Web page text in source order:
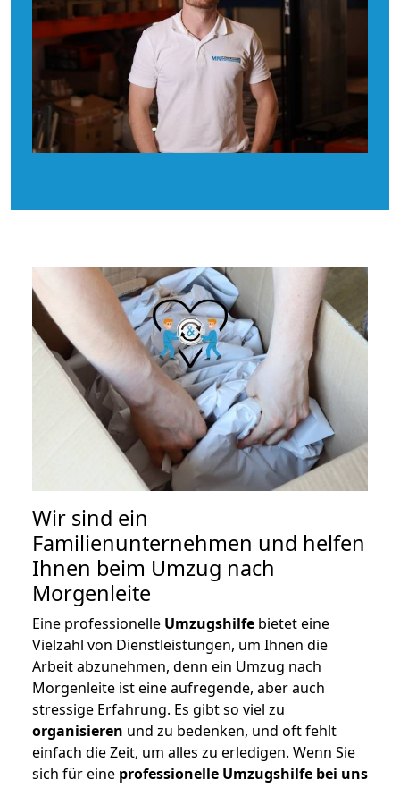
Wir sind ein
Familienunternehmen und helfen
Ihnen beim Umzug nach
Morgenleite
Eine professionelle Umzugshilfe bietet eine
Vielzahl von Dienstleistungen, um Ihnen die
Arbeit abzunehmen, denn ein Umzug nach
Morgenleite ist eine aufregende, aber auch
stressige Erfahrung. Es gibt so viel zu
organisieren und zu bedenken, und oft fehlt
einfach die Zeit, um alles zu erledigen. Wenn Sie
sich für eine professionelle Umzugshilfe bei uns